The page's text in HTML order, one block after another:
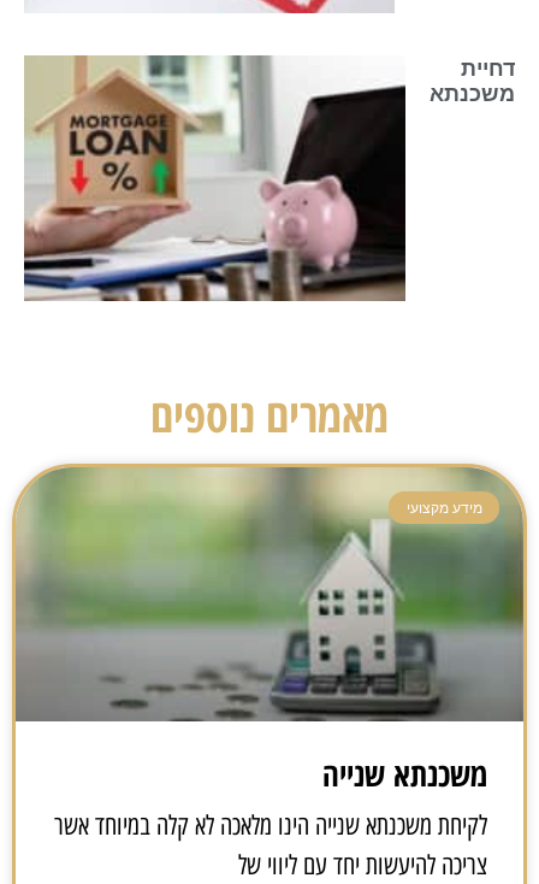
דחיית
משכנתא
מאמרים נוספים
מידע מקצועי
משכנתא שנייה
לקיחת משכנתא שנייה הינו מלאכה לא קלה במיוחד אשר
צריכה להיעשות יחד עם ליווי של